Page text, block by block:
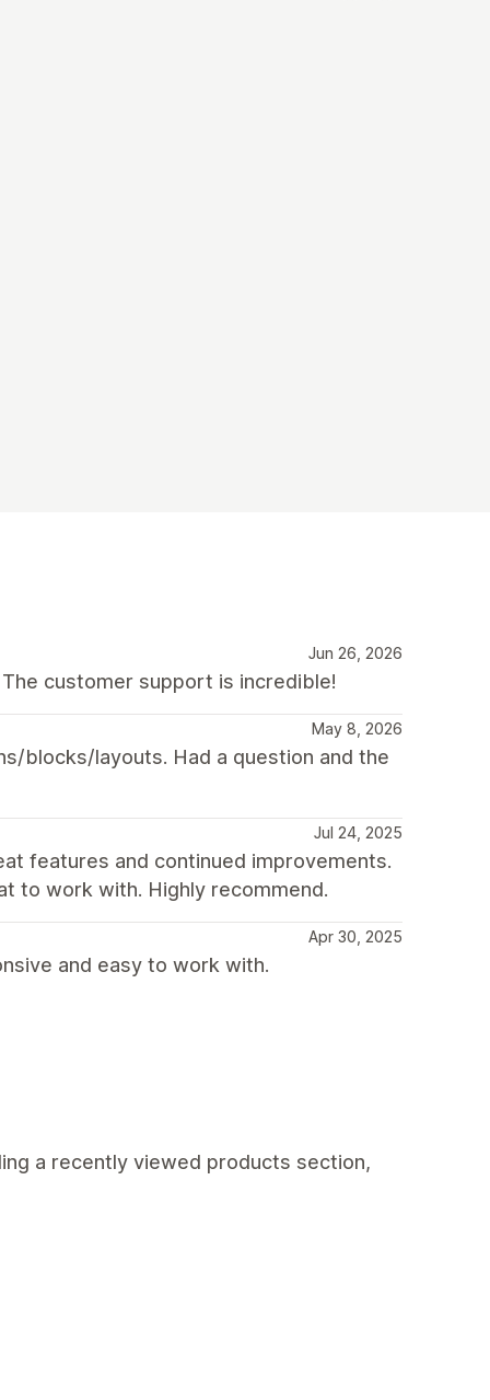
Jun 26, 2026
customer support is incredible!
May 8, 2026
blocks/layouts. Had a question and the
Jul 24, 2025
features and continued improvements.
to work with. Highly recommend.
Apr 30, 2025
and easy to work with.
a recently viewed products section,